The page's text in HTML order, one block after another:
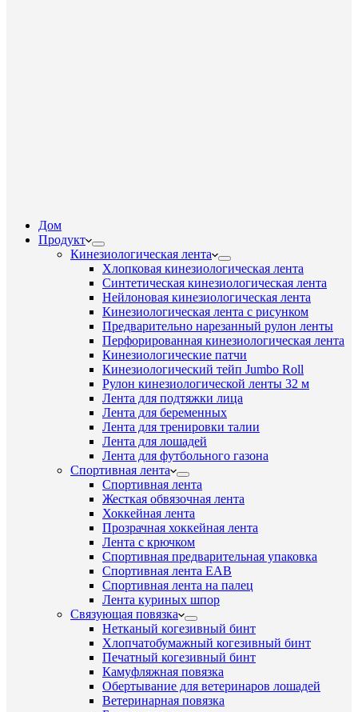
Дом
Продукт
Кинезиологическая лента
Хлопковая кинезиологическая лента
Синтетическая кинезиологическая лента
Нейлоновая кинезиологическая лента
Кинезиологическая лента с рисунком
Предварительно нарезанный рулон ленты
Перфорированная кинезиологическая лента
Кинезиологические патчи
Кинезиологический тейп Jumbo Roll
Рулон кинезиологической ленты 32 м
Лента для подтяжки лица
Лента для беременных
Лента для тренировки талии
Лента для лошадей
Лента для футбольного газона
Спортивная лента
Спортивная лента
Жесткая обвязочная лента
Хоккейная лента
Прозрачная хоккейная лента
Лента с крючком
Спортивная предварительная упаковка
Спортивная лента EAB
Спортивная лента на палец
Лента куриных шпор
Связующая повязка
Нетканый когезивный бинт
Хлопчатобумажный когезивный бинт
Печатный когезивный бинт
Камуфляжная повязка
Обертывание для ветеринаров лошадей
Ветеринарная повязка